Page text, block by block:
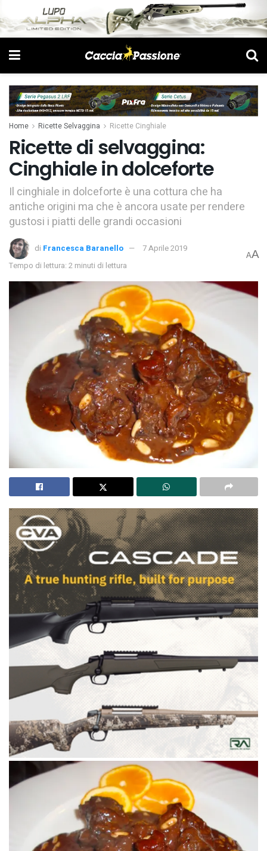
Home Ricette Selvaggina Ricette Cinghiale
Ricette di selvaggina:
Cinghiale in dolceforte
Il cinghiale in dolceforte è una cottura che ha
antiche origini ma che è ancora usate per rendere
gustosi i piatti delle grandi occasioni
di Francesca Baranello
7 Aprile 2019
Tempo di lettura: 2 minuti di lettura
AA